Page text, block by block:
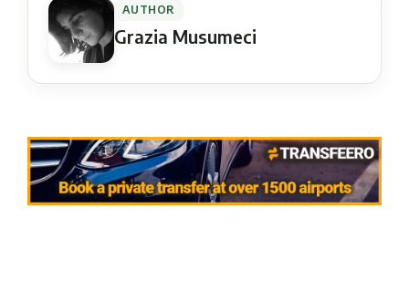
AUTHOR
Grazia Musumeci